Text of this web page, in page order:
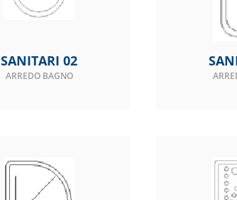
SANITARI 02
ARREDO BAGNO